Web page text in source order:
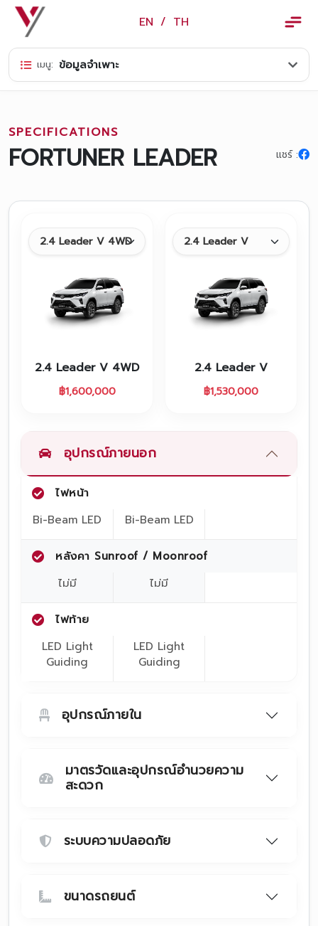
EN / TH ×
ข้อมูลวรจักร์ยนต์
ปฏิทินกิจกรรมและวันหยุด
ข่าว
สินค้าและบริการ
ศูนย์ซ่อมตัวถังและสี
โปรโมชั่น
โปรโมชั่นบริการหลังการขาย
สาขาของเรา
ติดต่อเราและนัดหมาย
เมนู: ข้อมูลจำเพาะ
SPECIFICATIONS
FORTUNER LEADER แชร์ :
2.4 Leader V 4WD
฿1,600,000
2.4 Leader V
฿1,530,000
อุปกรณ์ภายนอก
ไฟหน้า
Bi-Beam LED
Bi-Beam LED
หลังคา Sunroof / Moonroof
ไม่มี
ไม่มี
ไฟท้าย
LED Light
Guiding
LED Light
Guiding
อุปกรณ์ภายใน
มาตรวัดและอุปกรณ์อำนวยความ
สะดวก
ระบบความปลอดภัย
ขนาดรถยนต์